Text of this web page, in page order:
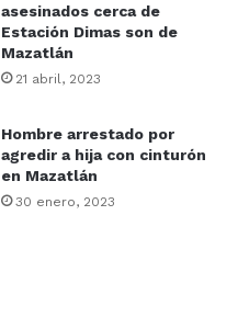
asesinados cerca de
Estación Dimas son de
Mazatlán
21 abril, 2023
Hombre arrestado por
agredir a hija con cinturón
en Mazatlán
30 enero, 2023